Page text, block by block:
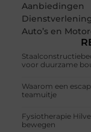
Aanbiedingen
Dienstverlening
Auto’s en
voor duurzame
Waarom een
teamuitje
Fysiotherapie
bewegen